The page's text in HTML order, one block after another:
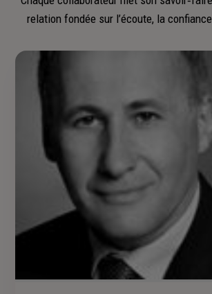
relation fondée sur l’écoute, la